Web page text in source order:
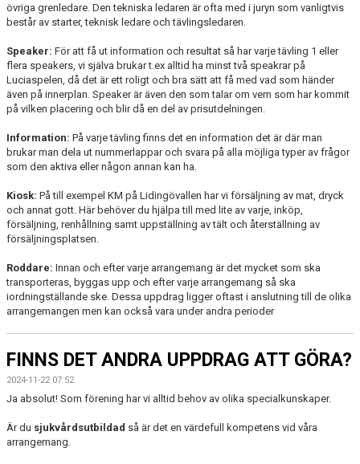
övriga grenledare. Den tekniska ledaren är ofta med i juryn som vanligtvis
består av starter, teknisk ledare och tävlingsledaren.
Speaker: För att få ut information och resultat så har varje tävling 1 eller
flera speakers, vi själva brukar t.ex alltid ha minst två speakrar på
Luciaspelen, då det är ett roligt och bra sätt att få med vad som händer
även på innerplan. Speaker är även den som talar om vem som har kommit
på vilken placering och blir då en del av prisutdelningen.
Information: På varje tävling finns det en information det är där man
brukar man dela ut nummerlappar och svara på alla möjliga typer av frågor
som den aktiva eller någon annan kan ha.
Kiosk: På till exempel KM på Lidingövallen har vi försäljning av mat, dryck
och annat gott. Här behöver du hjälpa till med lite av varje, inköp,
försäljning, renhållning samt uppställning av tält och återställning av
försäljningsplatsen.
Roddare: Innan och efter varje arrangemang är det mycket som ska
transporteras, byggas upp och efter varje arrangemang så ska
iordningställande ske. Dessa uppdrag ligger oftast i anslutning till de olika
arrangemangen men kan också vara under andra perioder
FINNS DET ANDRA UPPDRAG ATT GÖRA?
2024-11-22 07:52
Ja absolut! Som förening har vi alltid behov av olika specialkunskaper.
Är du sjukvårdsutbildad så är det en värdefull kompetens vid våra
arrangemang.